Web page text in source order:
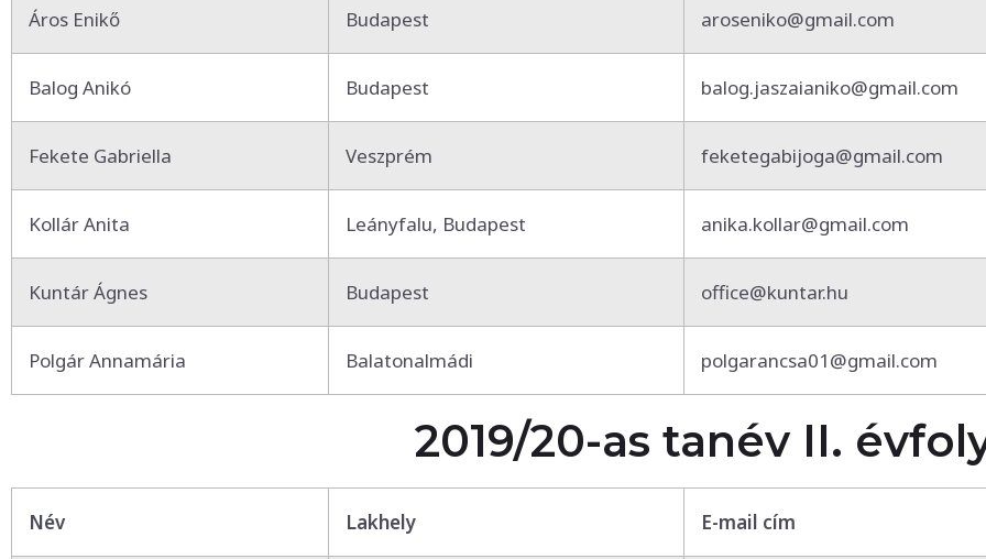
Áros Enikő Budapest aroseniko@gmail.com
Balog Anikó Budapest balog.jaszaianiko@gmail.com
Fekete Gabriella Veszprém feketegabijoga@gmail.com
Kollár Anita Leányfalu, Budapest anika.kollar@gmail.com
Kuntár Ágnes Budapest office@kuntar.hu
Polgár Annamária Balatonalmádi polgarancsa01@gmail.com
2019/20-as tanév II.
Név Lakhely E-mail cím